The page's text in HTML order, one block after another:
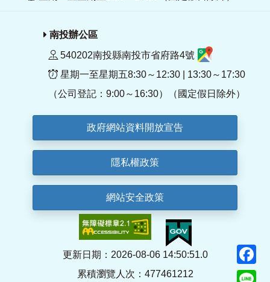
南投辦公區
540202南投縣南投市省府路4號
星期一至星期五8:30～12:30 | 13:30～17:30
（公司登記：9:00～16:30）（國定假日除外）
政府網站資料開放宣告
隱私權政策
網站安全政策
更新日期：2026-08-06 14:50:51.0
累積瀏覽人次：477461212